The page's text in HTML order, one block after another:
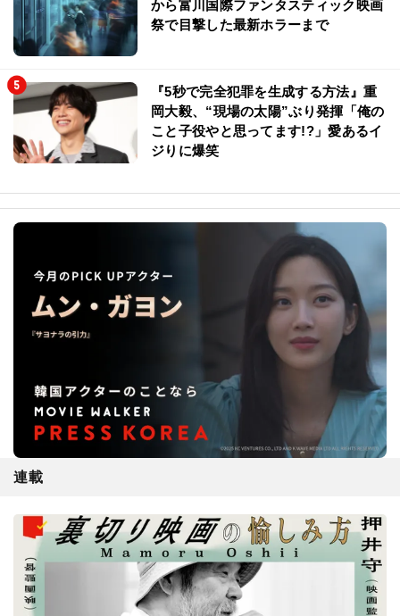
から富川国際ファンタスティック映画
祭で目撃した最新ホラーまで
『5秒で完全犯罪を生成する方法』重
岡大毅、“現場の太陽”ぶり発揮「俺の
こと子役やと思ってます!?」愛あるイ
ジりに爆笑
連載